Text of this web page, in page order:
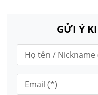
GỬI Ý